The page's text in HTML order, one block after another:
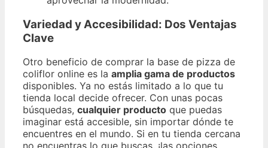
Variedad y Accesibilidad: Dos Ventajas
Clave
Otro beneficio de comprar la base de pizza de
coliflor online es la amplia gama de productos
disponibles. Ya no estás limitado a lo que tu
tienda local decide ofrecer. Con unas pocas
búsquedas, cualquier producto que puedas
imaginar está accesible, sin importar dónde te
encuentres en el mundo. Si en tu tienda cercana